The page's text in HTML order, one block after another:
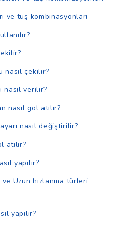
ve tuş kombinasyonları
nasıl çekilir?
nasıl verilir?
nasıl gol atılır?
nasıl değiştirilir?
atılır?
yapılır?
ve Uzun hızlanma türleri
yapılır?